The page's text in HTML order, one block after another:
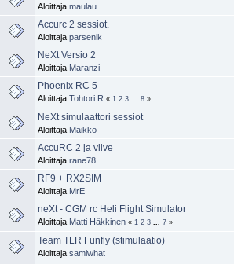
Aloittajamaulau
Accurc 2 sessiot.
Aloittajaparsenik
NeXt Versio 2
Aloittaja Maranzi
Phoenix RC 5
AloittajaTohtori R « 1 2 3 ...8 »
NeXt simulaattori sessiot
Aloittaja Maikko
AccuRC 2 ja viive
Aloittajarane78
RF9 + RX2SIM
Aloittaja MrE
neXt - CGM rc Heli Flight Simulator
Aloittaja Matti Häkkinen « 1 2 3 ...7 »
Team TLR Funfly (stimulaatio)
Aloittajasamiwhat